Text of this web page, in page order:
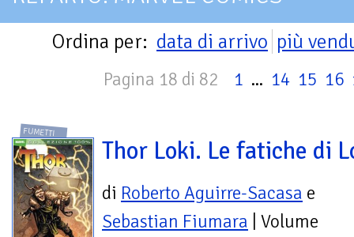
Ordina per: data di arrivo più
Pagina 18 di 82 1 ... 14 15 16
FUMETTI
Thor Loki. Le fatiche di
di Roberto Aguirre-Sacasa e
Sebastian Fiumara | Volume